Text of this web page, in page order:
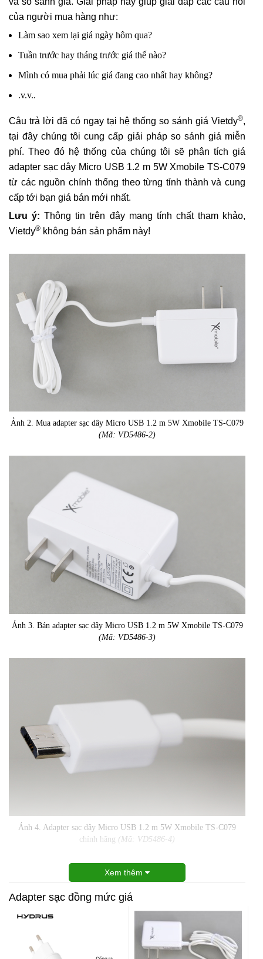
của người mua hàng như:
Làm sao xem lại giá ngày hôm qua?
Tuần trước hay tháng trước giá thế nào?
Mình có mua phải lúc giá đang cao nhất hay không?
.v.v..
Câu trả lời đã có ngay tại hệ thống so sánh giá Vietdy®,
tại đây chúng tôi cung cấp giải pháp so sánh giá miễn
phí. Theo đó hệ thống của chúng tôi sẽ phân tích giá
adapter sạc dây Micro USB 1.2 m 5W Xmobile TS-C079
từ các nguồn chính thống theo từng tỉnh thành và cung
cấp tới bạn giá bán mới nhất.
Lưu ý: Thông tin trên đây mang tính chất tham khảo,
Vietdy® không bán sản phẩm này!
Ảnh 2. Mua adapter sạc dây Micro USB 1.2 m 5W Xmobile TS-C079
(Mã: VD5486-2)
Ảnh 3. Bán adapter sạc dây Micro USB 1.2 m 5W Xmobile TS-C079
(Mã: VD5486-3)
Ảnh 4. Adapter sạc dây Micro USB 1.2 m 5W Xmobile TS-C079
chính hãng (Mã: VD5486-4)
Xem thêm
Adapter sạc đồng mức giá